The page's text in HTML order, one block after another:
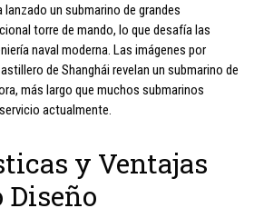
un submarino de grandes
torre de mando, lo que desafía las
naval moderna. Las imágenes por
de Shanghái revelan un submarino de
más largo que muchos submarinos
actualmente.
y Ventajas
Diseño